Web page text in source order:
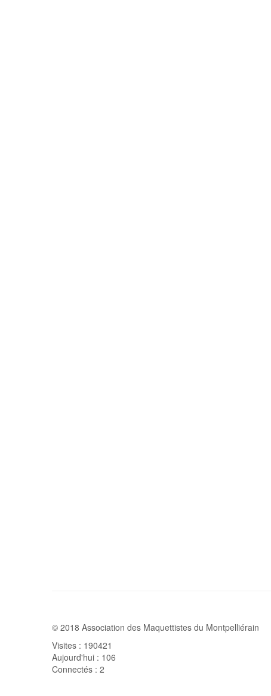
© 2018 Association des Maquettistes du Montpelliérain
Visites : 190421
Aujourd'hui : 106
Connectés : 2